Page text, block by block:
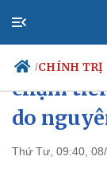
/CHÍNH TRỊ
Chính trị
Chủ tịch
chậm
do
Thứ Tư, 09:40,